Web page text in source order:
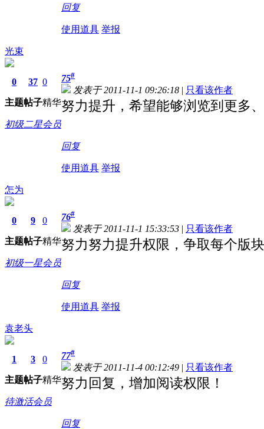
回复
使用道具 举报
光束
0
主题
37
帖子
0
精华
初级二星会员
75#
发表于 2011-11-1 09:26:18 | 只看该作者
努力提升，希望能够浏览到更多
回复
使用道具 举报
怎为
0
主题
9
帖子
0
精华
初级一星会员
76#
发表于 2011-11-1 15:33:53 | 只看该作者
努力努力提升权限，争取每个版
回复
使用道具 举报
袁老头
1
主题
3
帖子
0
精华
待激活会员
77#
发表于 2011-11-4 00:12:49 | 只看该作者
努力回复，增加阅读权限！
回复